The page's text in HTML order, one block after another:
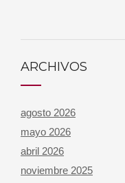
ARCHIVOS
agosto 2026
mayo 2026
abril 2026
noviembre 2025